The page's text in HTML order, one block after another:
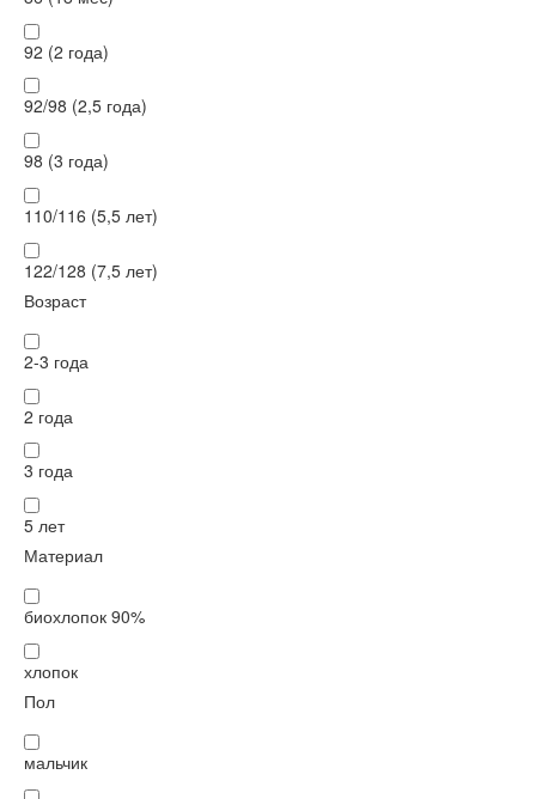
92 (2 года)
92/98 (2,5 года)
98 (3 года)
110/116 (5,5 лет)
122/128 (7,5 лет)
Возраст
2-3 года
2 года
3 года
5 лет
Материал
биохлопок 90%
хлопок
Пол
мальчик